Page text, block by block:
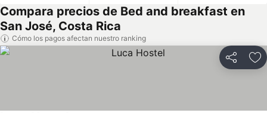
Compara precios de Bed and breakfast en
San José, Costa Rica
Cómo los pagos afectan nuestro ranking
Compartir